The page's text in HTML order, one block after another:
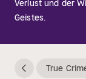
Verlust und der
Geistes.
True